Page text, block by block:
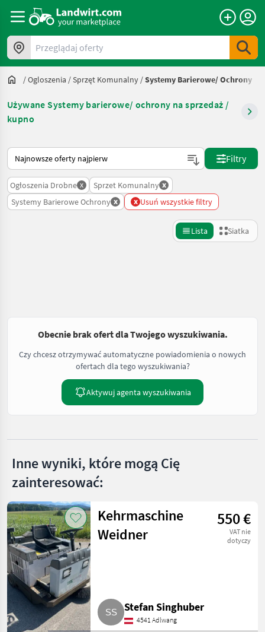
Przeglądaj oferty
/Ogloszenia /Sprzęt Komunalny /Systemy Barierowe/ Ochrony
Używane Systemy barierowe/ ochrony na sprzedaż /
kupno
Tak sortuje się na Landwirt.com
Filtry
Ogłoszenia Drobne x Sprzet Komunalny x
Systemy Barierowe Ochrony x x Usuń wszystkie filtry
Lista Siatka
Obecnie brak ofert dla Twojego wyszukiwania.
Czy chcesz otrzymywać automatyczne powiadomienia o nowych
ofertach dla tego wyszukiwania?
Aktywuj agenta wyszukiwania
Inne wyniki, które mogą Cię
zainteresować:
Kehrmaschine
Weidner
550 €
VAT nie
dotyczy
Stefan Singhuber
4541 Adlwang